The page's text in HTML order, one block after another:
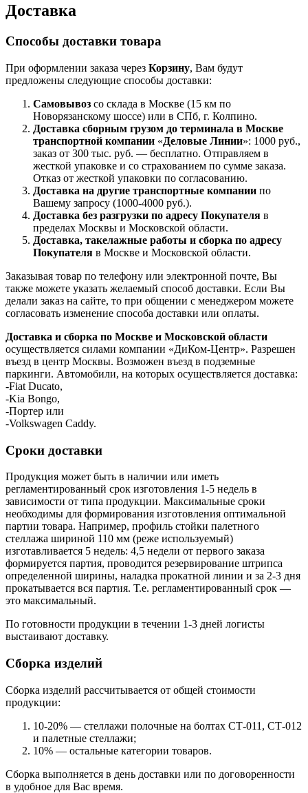
Доставка
Способы доставки товара
При оформлении заказа через Корзину, Вам будут
предложены следующие способы доставки:
Самовывоз со склада в Москве (15 км по
Новорязанскому шоссе) или в СПб, г. Колпино.
Доставка сборным грузом до терминала в Москве
транспортной компании «Деловые Линии»: 1000 руб.,
заказ от 300 тыс. руб. — бесплатно. Отправляем в
жесткой упаковке и со страхованием по сумме заказа.
Отказ от жесткой упаковки по согласованию.
Доставка на другие транспортные компании по
Вашему запросу (1000-4000 руб.).
Доставка без разгрузки по адресу Покупателя в
пределах Москвы и Московской области.
Доставка, такелажные работы и сборка по адресу
Покупателя в Москве и Московской области.
Заказывая товар по телефону или электронной почте, Вы
также можете указать желаемый способ доставки. Если Вы
делали заказ на сайте, то при общении с менеджером можете
согласовать изменение способа доставки или оплаты.
Доставка и сборка по Москве и Московской области
осуществляется силами компании «ДиКом-Центр». Разрешен
въезд в центр Москвы. Возможен въезд в подземные
паркинги. Автомобили, на которых осуществляется доставка:
-Fiat Ducato,
-Kia Bongo,
-Портер или
-Volkswagen Caddy.
Сроки доставки
Продукция может быть в наличии или иметь
регламентированный срок изготовления 1-5 недель в
зависимости от типа продукции. Максимальные сроки
необходимы для формирования изготовления оптимальной
партии товара. Например, профиль стойки палетного
стеллажа шириной 110 мм (реже используемый)
изготавливается 5 недель: 4,5 недели от первого заказа
формируется партия, проводится резервирование штрипса
определенной ширины, наладка прокатной линии и за 2-3 дня
прокатывается вся партия. Т.е. регламентированный срок —
это максимальный.
По готовности продукции в течении 1-3 дней логисты
выстаивают доставку.
Сборка изделий
Сборка изделий рассчитывается от общей стоимости
продукции:
10-20% — стеллажи полочные на болтах СТ-011, СТ-012
и палетные стеллажи;
10% — остальные категории товаров.
Сборка выполняется в день доставки или по договоренности
в удобное для Вас время.